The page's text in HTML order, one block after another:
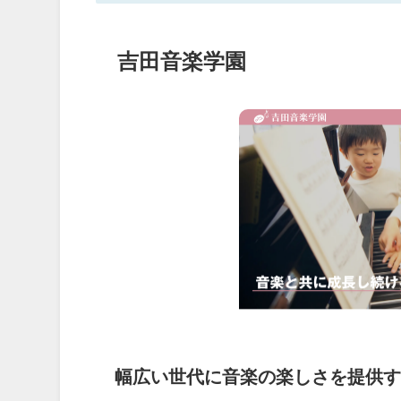
吉田音楽学園
幅広い世代に音楽の楽しさを提供